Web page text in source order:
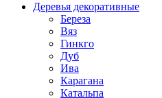
Деревья декоративные
Береза
Вяз
Гинкго
Дуб
Ива
Карагана
Катальпа